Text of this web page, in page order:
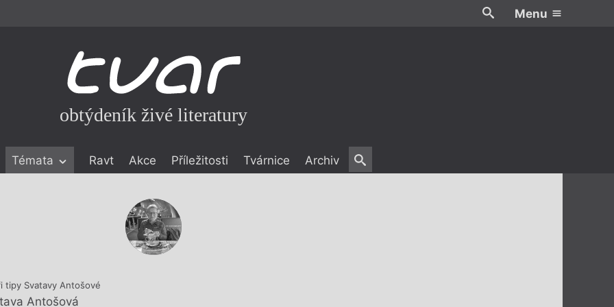
Menu
obtýdeník živé literatury
Témata Ravt Akce Příležitosti Tvárnice Archiv
tipy Svatavy Antošové
Antošová